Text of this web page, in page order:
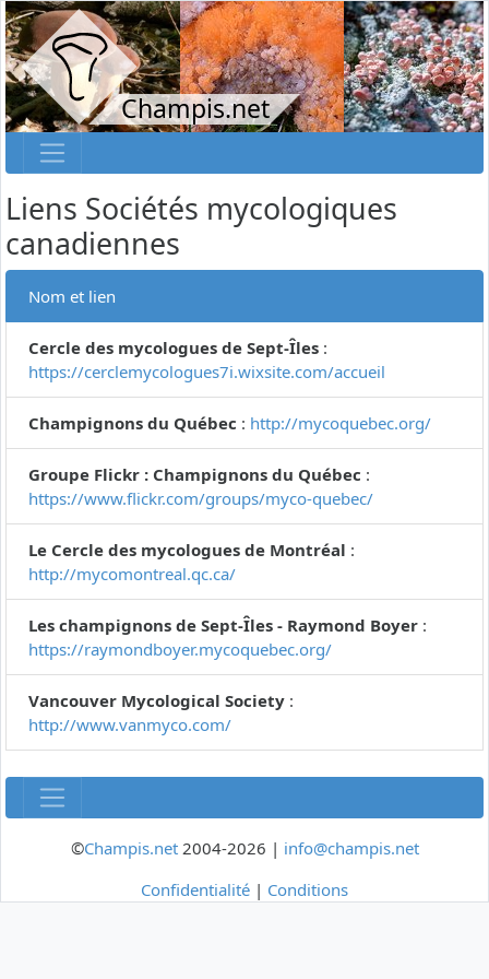
Champis.net
Liens Sociétés mycologiques
canadiennes
Nom et lien
Cercle des mycologues de Sept-Îles :
https://cerclemycologues7i.wixsite.com/accueil
Champignons du Québec : http://mycoquebec.org/
Groupe Flickr : Champignons du Québec :
https://www.flickr.com/groups/myco-quebec/
Le Cercle des mycologues de Montréal :
http://mycomontreal.qc.ca/
Les champignons de Sept-Îles - Raymond Boyer :
https://raymondboyer.mycoquebec.org/
Vancouver Mycological Society :
http://www.vanmyco.com/
©Champis.net2004-2026 | info@champis.net
Confidentialité | Conditions